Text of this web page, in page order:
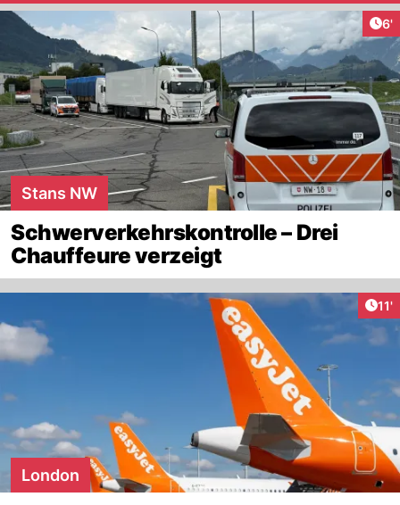
6'
Stans NW
Schwerverkehrskontrolle – Drei
Chauffeure verzeigt
11'
London